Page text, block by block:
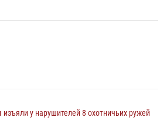
у нарушителей 8 охотничьих ружей